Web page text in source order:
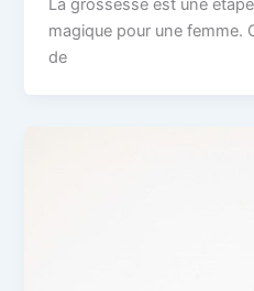
La grossesse est une
magique pour une femme.
de